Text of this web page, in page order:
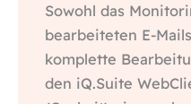
Sowohl das
bearbeiteten E-
komplette
den iQ.Suite